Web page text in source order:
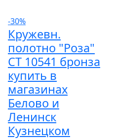
-30%
Кружевн.
полотно "Роза"
СТ 10541 бронза
купить в
магазинах
Белово и
Ленинск
Кузнецком